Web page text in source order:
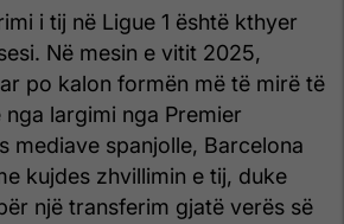
i tij në Ligue 1 është kthyer
Në mesin e vitit 2025,
po kalon formën më të mirë të
largimi nga Premier
mediave spanjolle, Barcelona
kujdes zhvillimin e tij, duke
një transferim gjatë verës së